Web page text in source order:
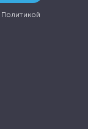
Политикой